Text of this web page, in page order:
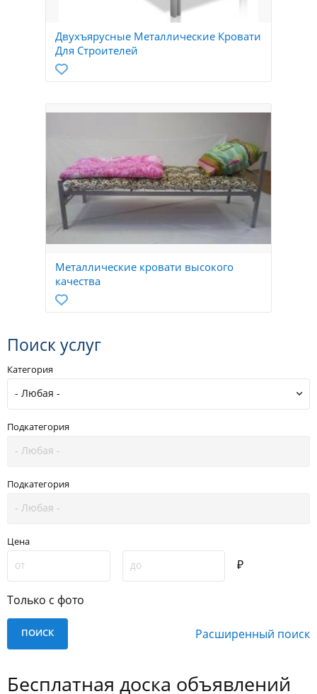
Двухъярусные Металлические Кровати
Для Строителей
Металлические кровати высокого
качества
Поиск услуг
Категория
Подкатегория
Подкатегория
Цена
₽
Только с фото
Расширенный поиск
Бесплатная доска объявлений